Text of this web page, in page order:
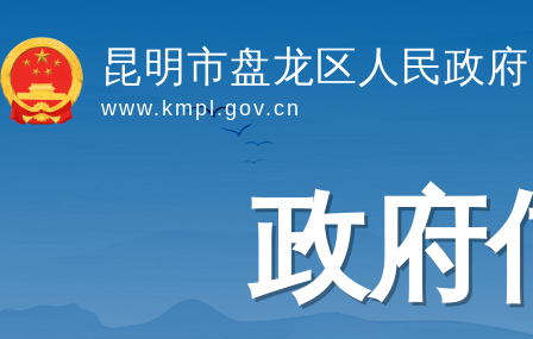
昆明市盘龙区人民政府
www.kmpl.gov.cn
政府